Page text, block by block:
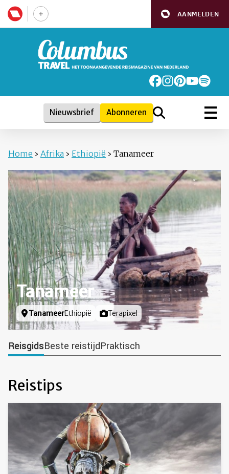
AANMELDEN
Nieuwsbrief Abonneren
Home › Afrika › Ethiopië › Tanameer
Tanameer
Locatie
TanameerEthiopië Foto door
Terapixel
ReisgidsBeste reistijdPraktisch
Reistips